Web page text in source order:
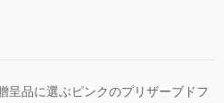
呈品に選ぶピンクのプリザーブドフ